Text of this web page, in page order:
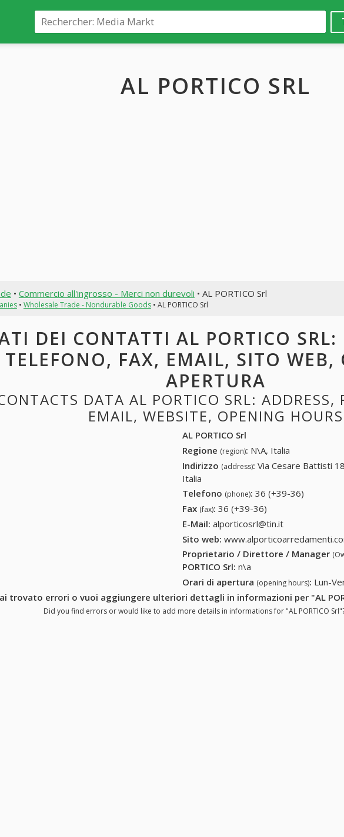
AL PORTICO SRL
• Commercio all'ingrosso - Merci non durevoli • AL PORTICO Srl
• Wholesale Trade - Nondurable Goods• AL PORTICO Srl
DEI CONTATTI AL PORTICO
TELEFONO, FAX, EMAIL, SITO WEB,
APERTURA
DATA AL PORTICO SRL: ADDRESS,
EMAIL, WEBSITE, OPENING HOURS
AL PORTICO Srl
Regione (region): N\A, Italia
Indirizzo (address): Via Cesare Battisti
Italia
Telefono (phone): 36 (+39-36)
Fax (fax): 36 (+39-36)
E-Mail: alporticosrl@tin.it
Sito web:
Proprietario / Direttore / Manager
PORTICO Srl: n\a
Orari di apertura (opening hours): Lun-
trovato errori o vuoi aggiungere ulteriori dettagli in informazioni per "AL
Did you find errors or would like to add more details in informations for "AL PORTICO